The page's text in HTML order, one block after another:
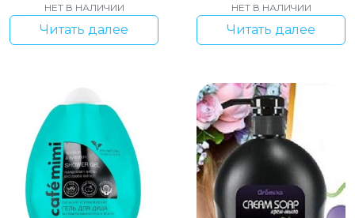
НЕТ В НАЛИЧИИ
Читать далее
НЕТ В НАЛИЧИИ
Читать далее